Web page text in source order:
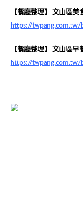
【餐廳整理】 文山區
https://
【餐廳整理】 文山區
https://